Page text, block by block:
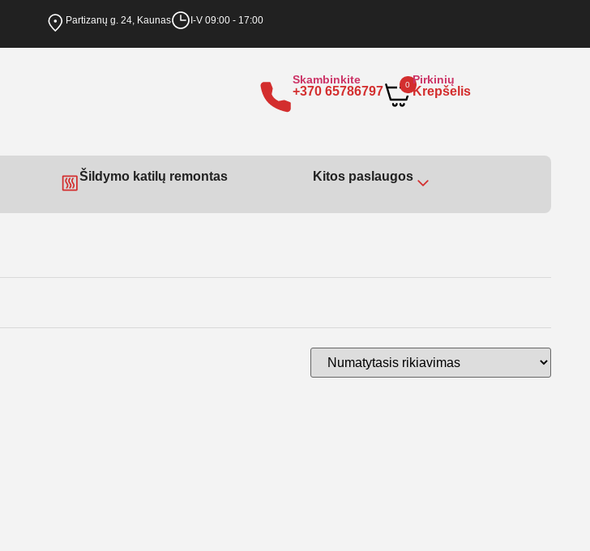
Partizanų g. 24, Kaunas I-V 09:00 - 17:00
Skambinkite
+370 65786797 0 Pirkinių
Krepšelis
Šildymo katilų remontas Kitos paslaugos